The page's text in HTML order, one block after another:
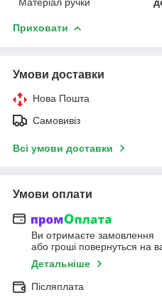
Приховати
Умови доставки
Нова Пошта
Самовивіз
Всі умови доставки
Умови оплати
Ви отримаєте замовлення
або гроші повернуться на
Детальніше
Післяплата